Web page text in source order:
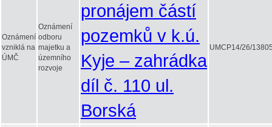
Oznámení
vzniklá na
ÚMČ
Oznámení
odboru
majetku a
územního
rozvoje
pronájem částí
pozemků v k.ú.
Kyje – zahrádka
díl č. 110 ul.
Borská
UMCP14/26/